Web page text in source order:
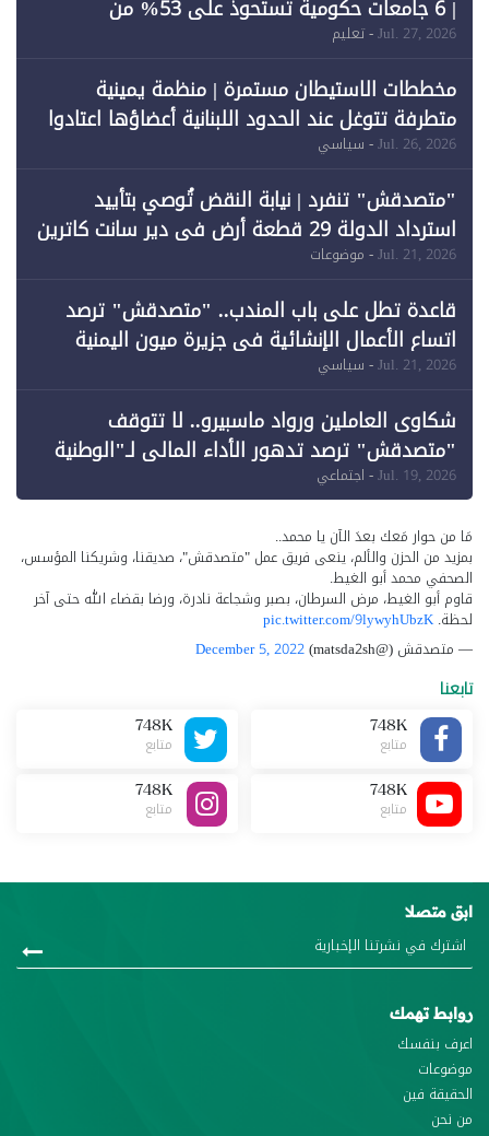
| 6 جامعات حكومية تستحوذ على 53% من
Jul. 27, 2026- تعليم
مخططات الاستيطان مستمرة | منظمة يمينية
متطرفة تتوغل عند الحدود اللبنانية أعضاؤها اعتادوا
خرق الحدود
Jul. 26, 2026- سياسي
"متصدقش" تنفرد | نيابة النقض تُوصي بتأييد
استرداد الدولة 29 قطعة أرض في دير سانت كاترين
وقبول طعن الحكومة جزئيًا (1)
Jul. 21, 2026- موضوعات
قاعدة تطل على باب المندب.. "متصدقش" ترصد
اتساع الأعمال الإنشائية في جزيرة ميون اليمنية
Jul. 21, 2026- سياسي
شكاوى العاملين ورواد ماسبيرو.. لا تتوقف
"متصدقش" ترصد تدهور الأداء المالي لـ"الوطنية
للإعلام"
Jul. 19, 2026- اجتماعي
مَا من حوار مَعك بعدَ الآن يا محمد..
بمزيد من الحزن والألم، ينعى فريق عمل "متصدقش"، صديقنا، وشريكنا المؤسس،
الصحفي محمد أبو الغيط.
قاوم أبو الغيط، مرض السرطان، بصبر وشجاعة نادرة، ورضا بقضاء الله حتى آخر
لحظة. pic.twitter.com/9lywyhUbzK
— متصدقش (@matsda2sh)
December 5, 2022
تابعنا
748K
متابع
748K
متابع
748K
متابع
748K
متابع
ابق متصلا
روابط تهمك
اعرف بنفسك
موضوعات
الحقيقة فين
من نحن